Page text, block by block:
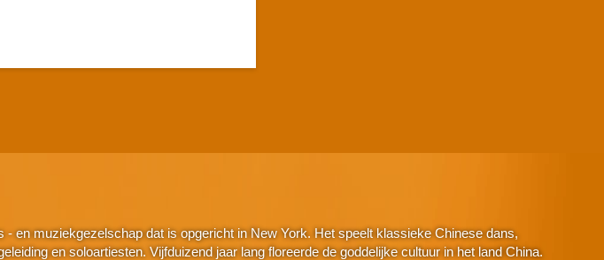
en muziekgezelschap dat is opgericht in New York. Het speelt klassieke Chinese dans,
en soloartiesten. Vijfduizend jaar lang floreerde de goddelijke cultuur in het land China.